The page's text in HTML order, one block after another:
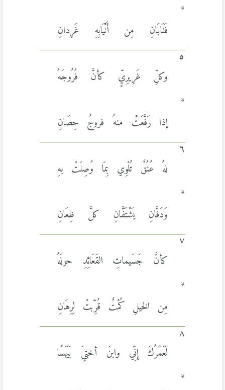
*
فَنَابَانِ مِن أَنْيَابِهِ غَرِدانِ
٥
وكلِّ غَرِيرِيٍّ كأنَّ فُرُوجَهُ
*
إذا رَفَّعَتْ منهُ فروجُ حِصَانِ
٦
لهُ عُنُقٌ تُلْوِي بِمَا وُصِلَتْ بهِ
*
وَدَفَّانِ يَشْتَفَّانِ كلَّ ظِعَانِ
٧
كأنَّ جَسَيماتِ القَعَائِدِ حولَهُ
*
مِن الخيلِ كُمْتٌ قُرِّبتْ لِرِهَانِ
٨
لَعَمْرُكَ إِنِّي وابنَ أختيَ بَيْهَسًا
*